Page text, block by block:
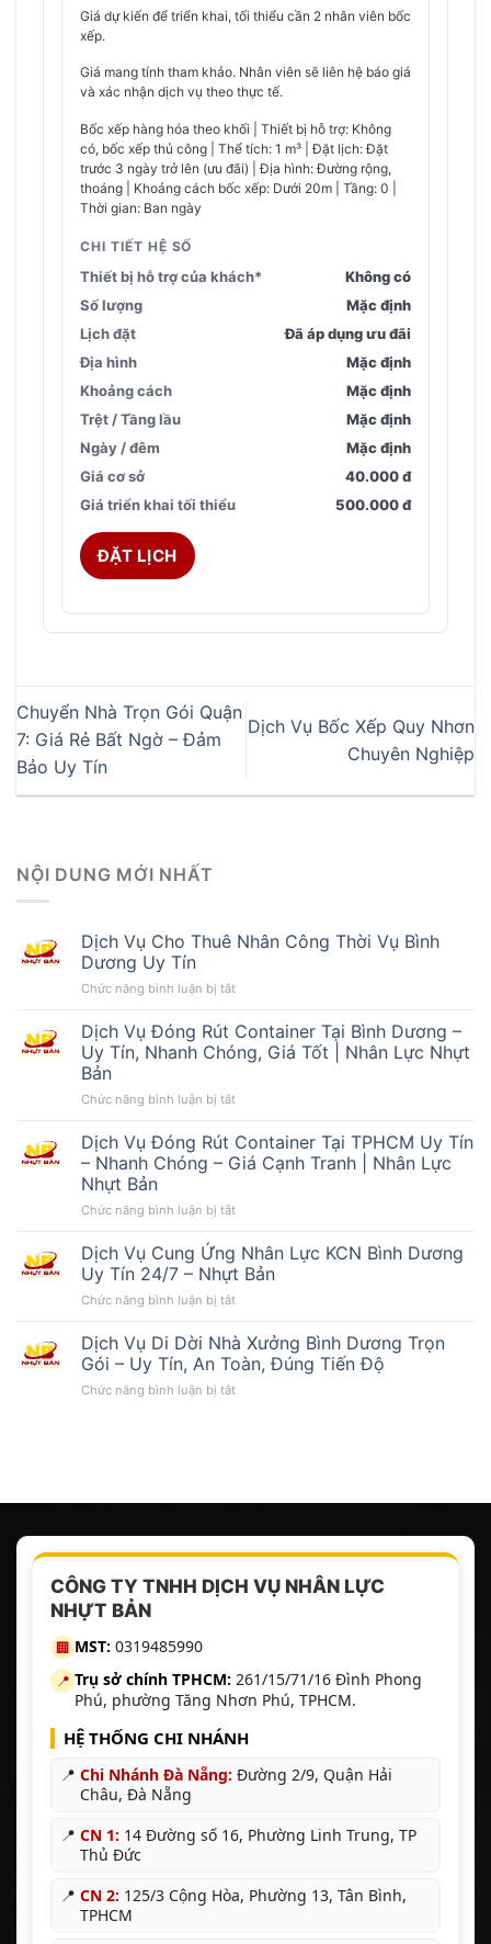
Giá dự kiến để triển khai, tối thiểu cần 2 nhân viên bốc
xếp.
Giá mang tính tham khảo. Nhân viên sẽ liên hệ báo giá
và xác nhận dịch vụ theo thực tế.
Bốc xếp hàng hóa theo khối | Thiết bị hỗ trợ: Không
có, bốc xếp thủ công | Thể tích: 1 m³ | Đặt lịch: Đặt
trước 3 ngày trở lên (ưu đãi) | Địa hình: Đường rộng,
thoáng | Khoảng cách bốc xếp: Dưới 20m | Tầng: 0 |
Thời gian: Ban ngày
CHI TIẾT HỆ SỐ
Thiết bị hỗ trợ của khách*
Không có
Số lượng
Mặc định
Lịch đặt
Đã áp dụng ưu đãi
Địa hình
Mặc định
Khoảng cách
Mặc định
Trệt / Tầng lầu
Mặc định
Ngày / đêm
Mặc định
Giá cơ sở
40.000 đ
Giá triển khai tối thiểu
500.000 đ
ĐẶT LỊCH
Chuyển Nhà Trọn Gói Quận
7: Giá Rẻ Bất Ngờ – Đảm
Bảo Uy Tín
Dịch Vụ Bốc Xếp Quy Nhơn
Chuyên Nghiệp
NỘI DUNG MỚI NHẤT
Dịch Vụ Cho Thuê Nhân Công Thời Vụ Bình
Dương Uy Tín
Chức năng bình luận bị tắtở
Vụ
Cho
Thuê
Công
Vụ
Bình
Dương
Tín
Dịch Vụ Đóng Rút Container Tại Bình Dương –
Uy Tín, Nhanh Chóng, Giá Tốt | Nhân Lực Nhựt
Bản
Chức năng bình luận bị tắtở
Vụ
Đóng
Rút
Tại
Dương
–
Uy
Tín,
Chóng,
Giá
|
Dịch Vụ Đóng Rút Container Tại TPHCM Uy Tín
– Nhanh Chóng – Giá Cạnh Tranh | Nhân Lực
Nhựt Bản
Chức năng bình luận bị tắtở
Vụ
Đóng
Rút
Container
TPHCM
Uy
–
Tranh
Nhựt
Dịch Vụ Cung Ứng Nhân Lực KCN Bình Dương
Uy Tín 24/7 – Nhựt Bản
Chức năng bình luận bị tắtở
Vụ
Cung
Ứng
Nhân
Tín
Nhựt
Bản
Dịch Vụ Di Dời Nhà Xưởng Bình Dương Trọn
Gói – Uy Tín, An Toàn, Đúng Tiến Độ
Chức năng bình luận bị tắtở
Xưởng
Dương
Trọn
Gói
–
Đúng
Tiến
CÔNG TY TNHH DỊCH VỤ NHÂN LỰC
NHỰT BẢN
🏢 MST: 0319485990
📍 Trụ sở chính TPHCM: 261/15/71/16 Đình Phong
Phú, phường Tăng Nhơn Phú, TPHCM.
HỆ THỐNG CHI NHÁNH
📍 Chi Nhánh Đà Nẵng: Đường 2/9, Quận Hải
Châu, Đà Nẵng
📍 CN 1: 14 Đường số 16, Phường Linh Trung, TP
Thủ Đức
📍 CN 2: 125/3 Cộng Hòa, Phường 13, Tân Bình,
TPHCM